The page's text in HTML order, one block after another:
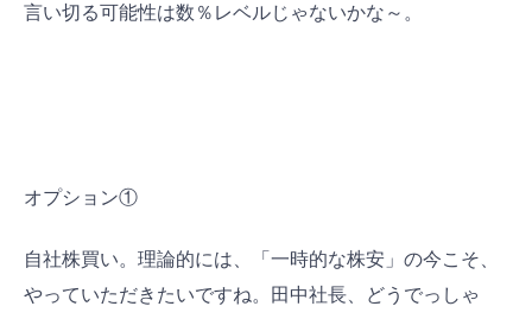
言い切る可能性は数％レベルじゃないかな～。
オプション①
自社株買い。理論的には、「一時的な株安」の今こそ、
やっていただきたいですね。田中社長、どうでっしゃ